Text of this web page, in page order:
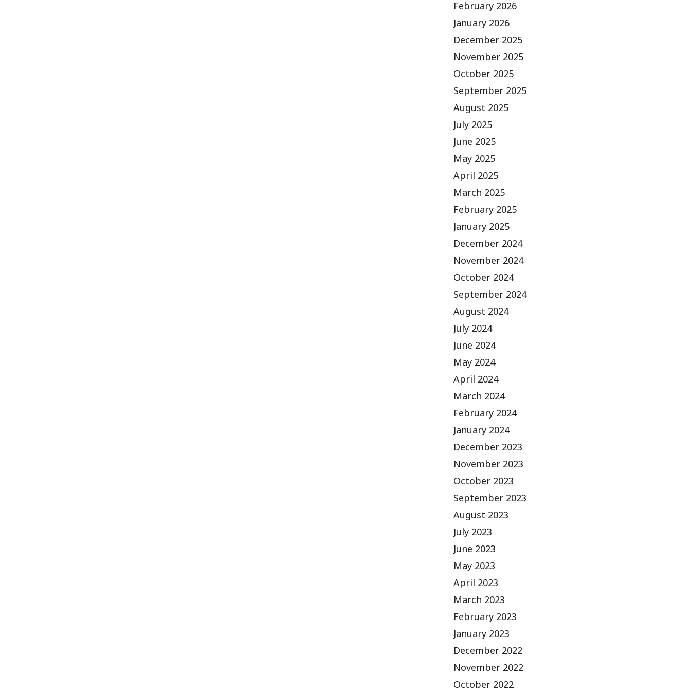
February 2026
January 2026
December 2025
November 2025
October 2025
September 2025
August 2025
July 2025
June 2025
May 2025
April 2025
March 2025
February 2025
January 2025
December 2024
November 2024
October 2024
September 2024
August 2024
July 2024
June 2024
May 2024
April 2024
March 2024
February 2024
January 2024
December 2023
November 2023
October 2023
September 2023
August 2023
July 2023
June 2023
May 2023
April 2023
March 2023
February 2023
January 2023
December 2022
November 2022
October 2022